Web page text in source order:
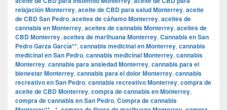
relajación Monterrey, aceite de CBD para salud Monterrey, aceite
de CBD San Pedro, aceites de cáñamo Monterrey, aceites de
cannabis en Monterrey, aceites de cannabis Monterrey, aceites de
CBD Monterrey, aceites de marihuana Monterrey, Cannabis en San
Pedro Garza García**, cannabis medicinal en Monterrey, cannabis
medicinal en San Pedro, cannabis medicinal Monterrey, cannabis
Monterrey, cannabis para ansiedad Monterrey, cannabis para el
bienestar Monterrey, cannabis para el dolor Monterrey, cannabis
recreativo en San Pedro, cannabis recreativo Monterrey, compra de
aceite de CBD Monterrey, compra de cannabis en Monterrey,
compra de cannabis en San Pedro, Compra de cannabis